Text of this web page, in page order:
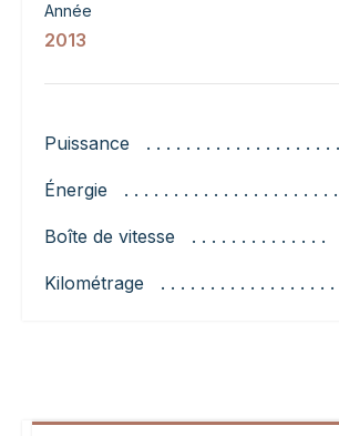
Année
2013
Puissance
Énergie
Boîte de vitesse
Kilométrage